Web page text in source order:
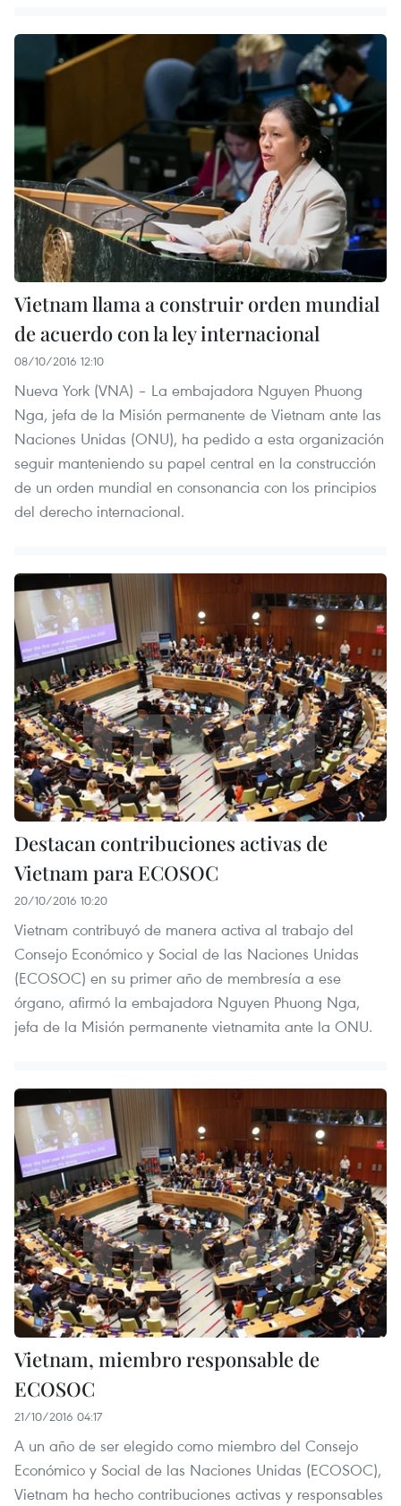
Vietnam llama a construir orden mundial
de acuerdo con la ley internacional
08/10/2016 12:10
Nueva York​ (VNA) – La embajadora Nguyen Phuong
Nga, jefa de la Misión permanente de Vietnam ante las
Naciones Unidas (ONU), ha pedido a esta organización
seguir manteniendo su papel central en la construcción
de un orden mundial en consonancia con los principios
del derecho internacional.
Destacan contribuciones activas de
Vietnam para ECOSOC
20/10/2016 10:20
Vietnam contribuyó de manera activa al trabajo del
Consejo Económico y Social de las Naciones Unidas
(ECOSOC) en su primer año de membresía a ese
órgano, afirmó la embajadora Nguyen Phuong Nga,
jefa de la Misión permanente vietnamita ante la ONU.
Vietnam, miembro responsable de
ECOSOC
21/10/2016 04:17
A un año de ser elegido como miembro del Consejo
Económico y Social de las Naciones Unidas (ECOSOC),
Vietnam ha hecho contribuciones activas y responsables